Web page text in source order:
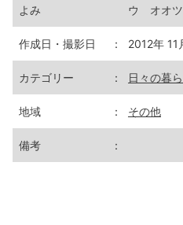
よみ
ウ オオツ
作成日・撮影日 ： 2012年 11
カテゴリー ： 日々の暮
地域 ： その他
備考 ：